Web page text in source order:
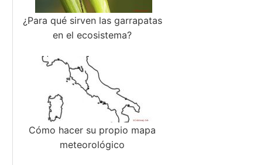
¿Para qué sirven las garrapatas
en el ecosistema?
Cómo hacer su propio mapa
meteorológico